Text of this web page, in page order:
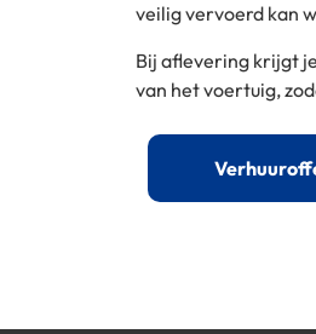
veilig vervoerd kan
Bij aflevering krijgt
van het voertuig,